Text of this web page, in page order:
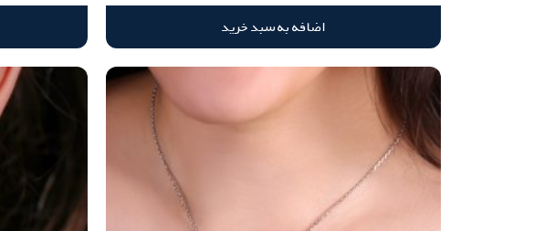
اضافه به سبد خرید